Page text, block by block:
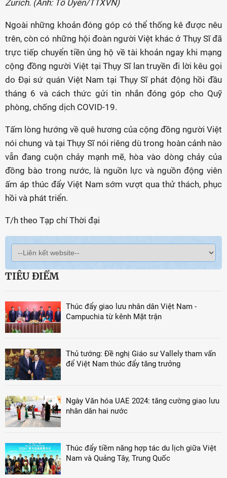
Zurich. (Ảnh: Tố Uyên/TTXVN)
Ngoài những khoản đóng góp có thể thống kê được nêu
trên, còn có những hội đoàn người Việt khác ở Thụy Sĩ đã
trực tiếp chuyển tiền ủng hộ về tài khoản ngay khi mạng
cộng đồng người Việt tại Thụy Sĩ lan truyền đi lời kêu gọi
do Đại sứ quán Việt Nam tại Thụy Sĩ phát động hồi đầu
tháng 6 và cách thức gửi tin nhắn đóng góp cho Quỹ
phòng, chống dịch COVID-19.
Tấm lòng hướng về quê hương của cộng đồng người Việt
nói chung và tại Thụy Sĩ nói riêng dù trong hoàn cảnh nào
vẫn đang cuộn chảy mạnh mẽ, hòa vào dòng chảy của
đồng bào trong nước, là nguồn lực và nguồn động viên
ấm áp thúc đẩy Việt Nam sớm vượt qua thử thách, phục
hồi và phát triển.
T/h theo Tạp chí Thời đại
TIÊU ĐIỂM
Thúc đẩy giao lưu nhân dân Việt Nam -
Campuchia từ kênh Mặt trận
Thủ tướng: Đề nghị Giáo sư Vallely tham vấn
để Việt Nam thúc đẩy tăng trưởng
Ngày Văn hóa UAE 2024: tăng cường giao lưu
nhân dân hai nước
Thúc đẩy tiềm năng hợp tác du lịch giữa Việt
Nam và Quảng Tây, Trung Quốc